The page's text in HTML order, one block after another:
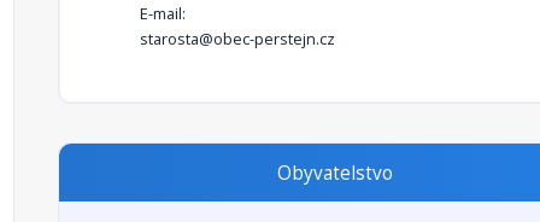
E-mail:
starosta@obec-perstejn.cz
Obyvatelstvo